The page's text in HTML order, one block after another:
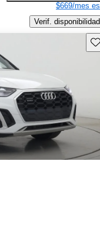
$669/mes
Verif. disponibilidad